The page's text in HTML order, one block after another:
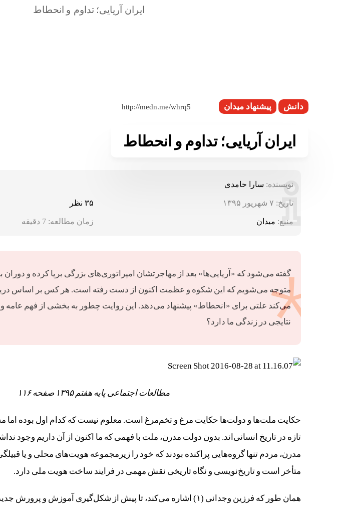
دانش پیشنهاد میدان
ایران آریایی؛ تداوم و انحطاط
نویسنده: سارا حامدی
تاریخ: ۷ شهریور ۱۳۹۵ ۳۵ نظر
منبع: میدان زمان مطالعه: 7 دقیقه
گفته می‌شود که «آریایی‌ها» بعد از مهاجرتشان امپراتوری‌های بزرگی برپا کرده و دوران
متوجه می‌شویم که این شکوه و عظمت اکنون از دست رفته است. هر کس بر اساس
می‌کند علتی برای «انحطاط» پیشنهاد می‌دهد. این روایت چطور به بخشی از فهم
نتایجی در زندگی ما دارد؟
مطالعات اجتماعی پایه هفتم ۱۳۹۵ صفحه ۱۱۶
حکایت ملت‌ها و دولت‌ها حکایت مرغ و تخم‌مرغ است. معلوم نیست که کدام اول بوده
تازه در تاریخ انسانی‌اند. بدون دولت مدرن، ملت با فهمی که ما اکنون از آن داریم وجود
مدرن، مردم تنها گروه‌ها‌یی پراکنده بودند که خود را زیرمجموعه هویت‌های محلی و یا
متأخر است و تاریخ‌نویسی و نگاه تاریخی نقش مهمی در فرایند ساخت هویت ملی دارد.
همان طور که فرزین وجدانی (۱) اشاره می‌کند، تا پیش از شکل‌گیری آموزش و